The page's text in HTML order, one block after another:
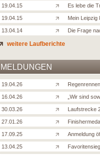
19.04.15 Es lebe die
19.04.15 Mein Leipzig
13.04.14 Die Frage
weitere Laufberichte
MELDUNGEN
19.04.26
16.04.26 „Wir sind
30.03.26 Laufstrecke
27.01.26
17.09.25 Anmeldung
13.04.25